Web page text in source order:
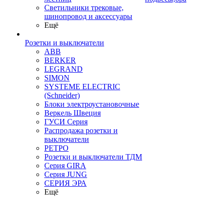
Светильники трековые,
шинопровод и аксессуары
Ещё
Розетки и выключатели
ABB
BERKER
LEGRAND
SIMON
SYSTEME ELECTRIC
(Schneider)
Блоки электроустановочные
Веркель Швеция
ГУСИ Серия
Распродажа розетки и
выключатели
РЕТРО
Розетки и выключатели ТДМ
Серия GIRA
Серия JUNG
СЕРИЯ ЭРА
Ещё